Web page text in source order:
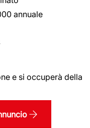
annuale
e si occuperà della